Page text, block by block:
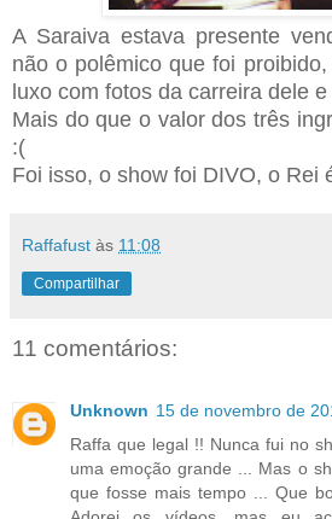
A Saraiva estava presente
não o polêmico que foi
luxo com fotos da carreira dele
Mais do que o valor dos três
:(
Foi isso, o show foi DIVO, o Rei
Raffafust às 11:08
Compartilhar
11 comentários:
Unknown 15 de novembro de
Raffa que legal !! Nunca fui no
uma emoção grande ... Mas o
que fosse mais tempo ... Que